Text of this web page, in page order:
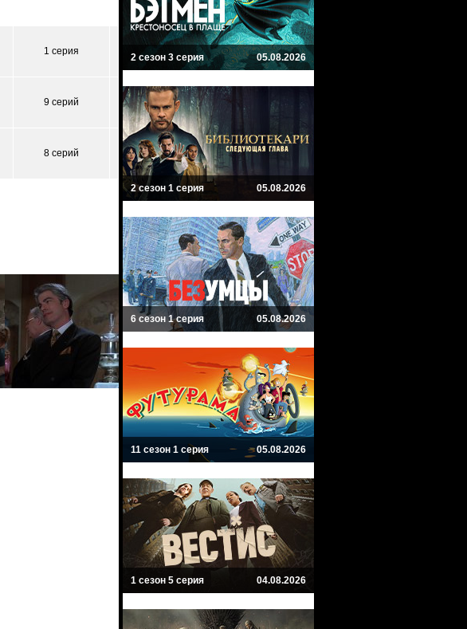
1 серия
9 серий
8 серий
2 сезон 3 серия 05.08.2026
2 сезон 1 серия 05.08.2026
6 сезон 1 серия 05.08.2026
11 сезон 1 серия 05.08.2026
1 сезон 5 серия 04.08.2026